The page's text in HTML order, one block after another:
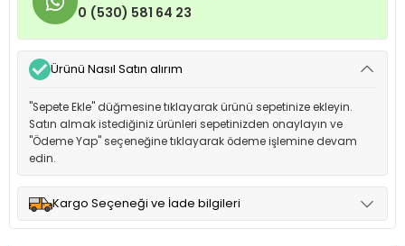
0 (530) 581 64 23
Ürünü Nasıl Satın alırım
"Sepete Ekle" düğmesine tıklayarak ürünü sepetinize ekleyin.
Satın almak istediğiniz ürünleri sepetinizden onaylayın ve
"Ödeme Yap" seçeneğine tıklayarak ödeme işlemine devam
edin.
Kargo Seçeneği ve İade bilgileri